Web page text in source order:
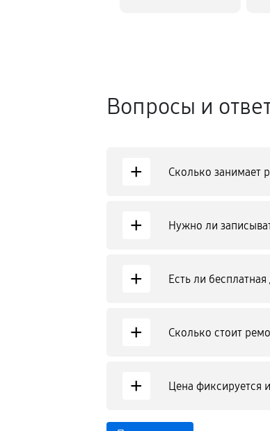
Вопросы и
+ Сколько занимает
+ Нужно ли
+ Есть ли
+ Сколько стоит
+ Цена фиксируется